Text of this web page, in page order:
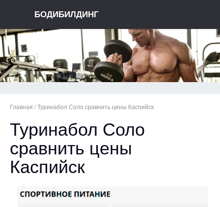
БОДИБИЛДИНГ
Главная / Туринабол Соло сравнить цены Каспийск
Туринабол Соло
сравнить цены
Каспийск